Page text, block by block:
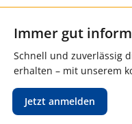
Immer gut
Schnell und zuverlässig
erhalten – mit unserem
Jetzt anmelden